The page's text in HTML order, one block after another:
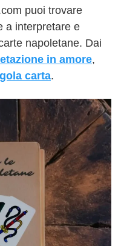
puoi trovare
a interpretare e
napoletane. Dai
in amore,
carta.